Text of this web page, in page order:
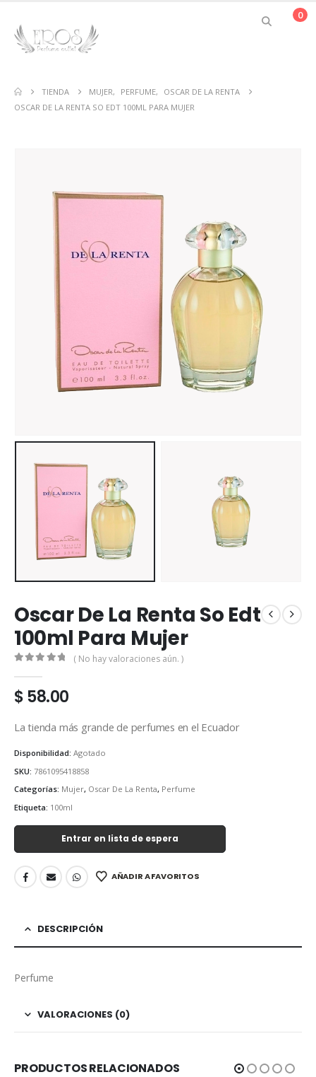
0
TIENDA MUJER, PERFUME,
OSCAR DE LA RENTA
OSCAR DE LA RENTA SO EDT 100ML PARA MUJER
Oscar De La Renta So Edt
100ml Para Mujer
( No hay valoraciones aún. )
$58.00
La tienda más grande de perfumes en el Ecuador
Disponibilidad: Agotado
SKU: 7861095418858
Categorías: Mujer, Oscar De La Renta, Perfume
Etiqueta: 100ml
Entrar en lista de espera
AÑADIR A FAVORITOS
DESCRIPCIÓN
Perfume
VALORACIONES (0)
PRODUCTOS RELACIONADOS